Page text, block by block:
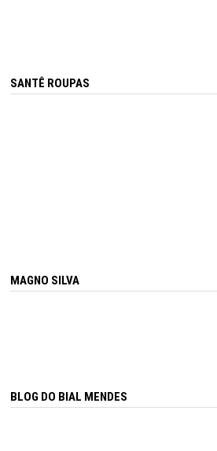
SANTÊ ROUPAS
MAGNO SILVA
BLOG DO BIAL MENDES